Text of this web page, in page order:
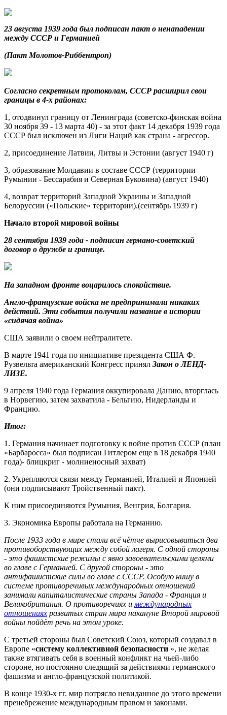
23 августа 1939 года был подписан пакт о ненападении
между СССР и Германией
(Пакт Молотов-Риббентроп)
Согласно секретным протоколам, СССР расширил свои
границы в 4-х районах:
1, отодвинул границу от Ленинграда (советско-финская война
30 ноября 39 - 13 марта 40) - за этот факт 14 декабря 1939 года
СССР был исключен из Лиги Наций как страна - агрессор.
2, присоединение Латвии, Литвы и Эстонии (август 1940 г)
3, образование Молдавии в составе СССР (территории
Румынии - Бессарабия и Северная Буковина) (август 1940)
4, возврат территорий Западной Украины и Западной
Белоруссии («Польские» территории).(сентябрь 1939 г)
Начало второй мировой войны
28 сентября 1939 года - подписан германо-советский
договор о дружбе и границе.
На западном фронте воцарилось спокойствие.
Англо-французские войска не предпринимали никаких
действий. Эти события получили название в истории
«сидячая война»
США заявили о своем нейтралитете.
В марте 1941 года по инициативе президента США Ф.
Рузвельта американский Конгресс принял Закон о ЛЕНД-
ЛИЗЕ.
9 апреля 1940 года Германия оккупировала Данию, вторглась
в Норвегию, затем захватила - Бельгию, Нидерланды и
Францию.
Итог:
1. Германия начинает подготовку к войне против СССР (план
«Барбаросса» был подписан Гитлером еще в 18 декабря 1940
года)- блицкриг - молниеносный захват)
2. Укрепляются связи между Германией, Италией и Японией
(они подписывают Тройственный пакт).
К ним присоединяются Румыния, Венгрия, Болгария.
3. Экономика Европы работала на Германию.
После 1933 года в мире стали всё чётче вырисовываться два
противоборствующих между собой лагеря. С одной стороны
- это фашистские режимы с явно завоевательскими целями
во главе с Германией. С другой стороны - это
антифашистские силы во главе с СССР. Особую нишу в
системе противоречивых международных отношений
занимали капиталистические страны Запада - Франция и
Великобритания. О противоречиях и международных
отношениях развитых стран мира накануне Второй мировой
войны пойдёт речь на этом уроке.
С третьей стороны был Советский Союз, который создавал в
Европе «систему коллективной безопасности », не желая
также втягивать себя в военный конфликт на чьей-либо
стороне, но постоянно следящий за действиями германского
фашизма и англо-французской политикой.
В конце 1930-х гг. мир потрясло невиданное до этого времени
пренебрежение международным правом и законами.